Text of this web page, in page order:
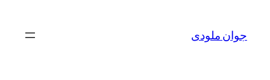
محتواجوان ملودی